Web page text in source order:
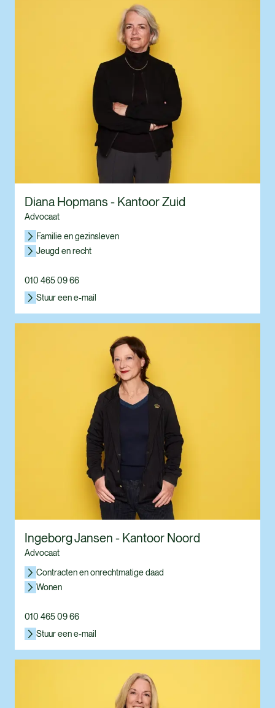
Diana Hopmans - Kantoor Zuid
Advocaat
Familie en gezinsleven
Jeugd en recht
010 465 09 66
Stuur een e-mail
Ingeborg Jansen - Kantoor Noord
Advocaat
Contracten en onrechtmatige daad
Wonen
010 465 09 66
Stuur een e-mail